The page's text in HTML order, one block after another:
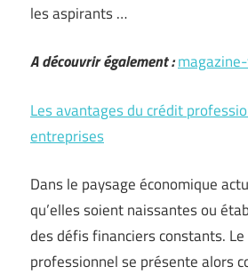
les aspirants …
A découvrir également :
Les avantages du crédit
entreprises
Dans le paysage économique
qu’elles soient naissantes ou
des défis financiers constants.
professionnel se présente alors